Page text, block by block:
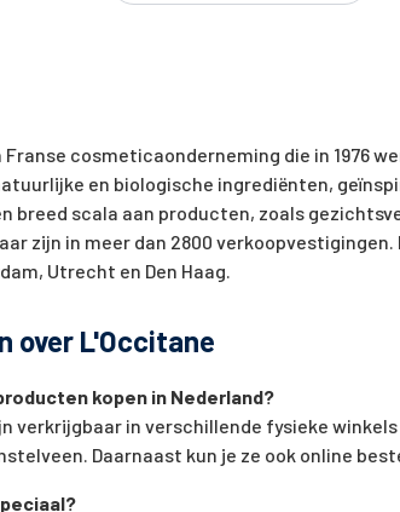
cosmeticaonderneming die in 1976
en biologische ingrediënten,
breed scala aan producten, zoals
zijn in meer dan 2800
Utrecht en Den Haag.
over L'Occitane
kopen in Nederland?
verkrijgbaar in verschillende fysieke
Daarnaast kun je ze ook online